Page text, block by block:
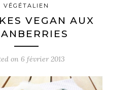
VÉGÉTALIEN
VEGAN AUX
on 6 février 2013